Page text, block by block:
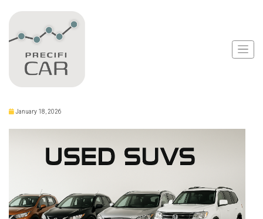
Os SUVs Usados que
Vale a Pena
January 18, 2026